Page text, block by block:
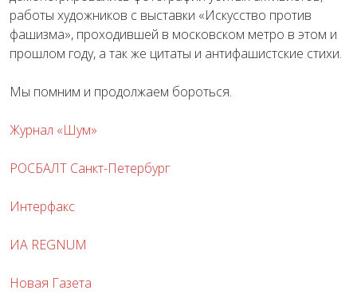
работы художников с выставки «Искусство против
фашизма», проходившей в московском метро в этом и
прошлом году, а так же цитаты и антифашистские стихи.
Мы помним и продолжаем бороться.
Журнал «Шум»
РОСБАЛТ Санкт-Петербург
Интерфакс
ИА REGNUM
Новая Газета